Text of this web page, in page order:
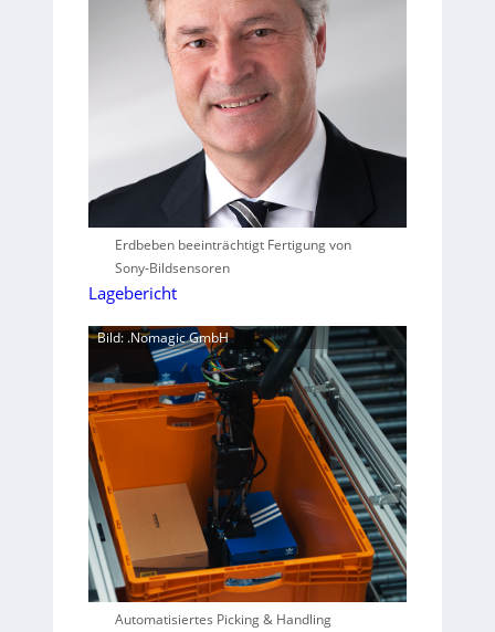
Erdbeben beeinträchtigt Fertigung von
Sony-Bildsensoren
Lagebericht
Bild: .Nomagic GmbH
Automatisiertes Picking & Handling